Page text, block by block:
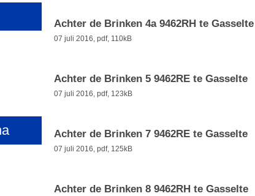
Achter de Brinken 4a 9462RH te Gasselte
07 juli 2016, pdf, 110kB
Achter de Brinken 5 9462RE te Gasselte
07 juli 2016, pdf, 123kB
Achter de Brinken 7 9462RE te Gasselte
07 juli 2016, pdf, 125kB
Achter de Brinken 8 9462RH te Gasselte